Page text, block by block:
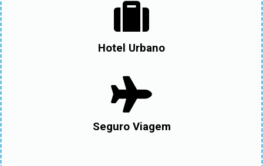
Hotel Urbano
Seguro Viagem